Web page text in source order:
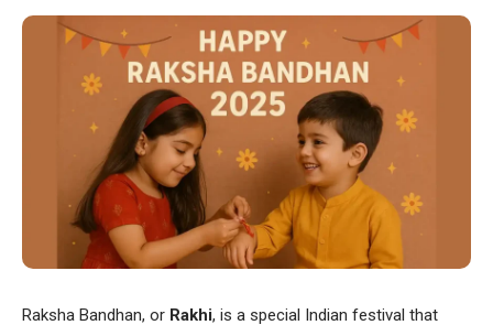
Raksha Bandhan, or Rakhi, is a special Indian festival that